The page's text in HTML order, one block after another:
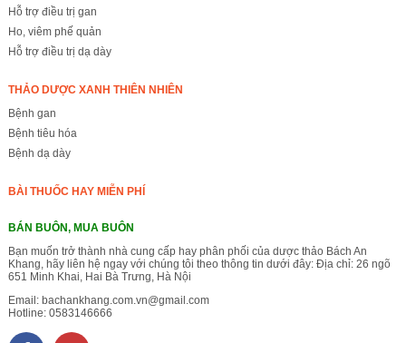
Hỗ trợ điều trị gan
Ho, viêm phế quản
Hỗ trợ điều trị dạ dày
THẢO DƯỢC XANH THIÊN NHIÊN
Bệnh gan
Bệnh tiêu hóa
Bệnh dạ dày
BÀI THUỐC HAY MIỄN PHÍ
BÁN BUÔN, MUA BUÔN
Bạn muốn trở thành nhà cung cấp hay phân phối của dược thảo Bách An
Khang, hãy liên hệ ngay với chúng tôi theo thông tin dưới đây: Địa chỉ: 26 ngõ
651 Minh Khai, Hai Bà Trưng, Hà Nội
Email: bachankhang.com.vn@gmail.com
Hotline: 0583146666